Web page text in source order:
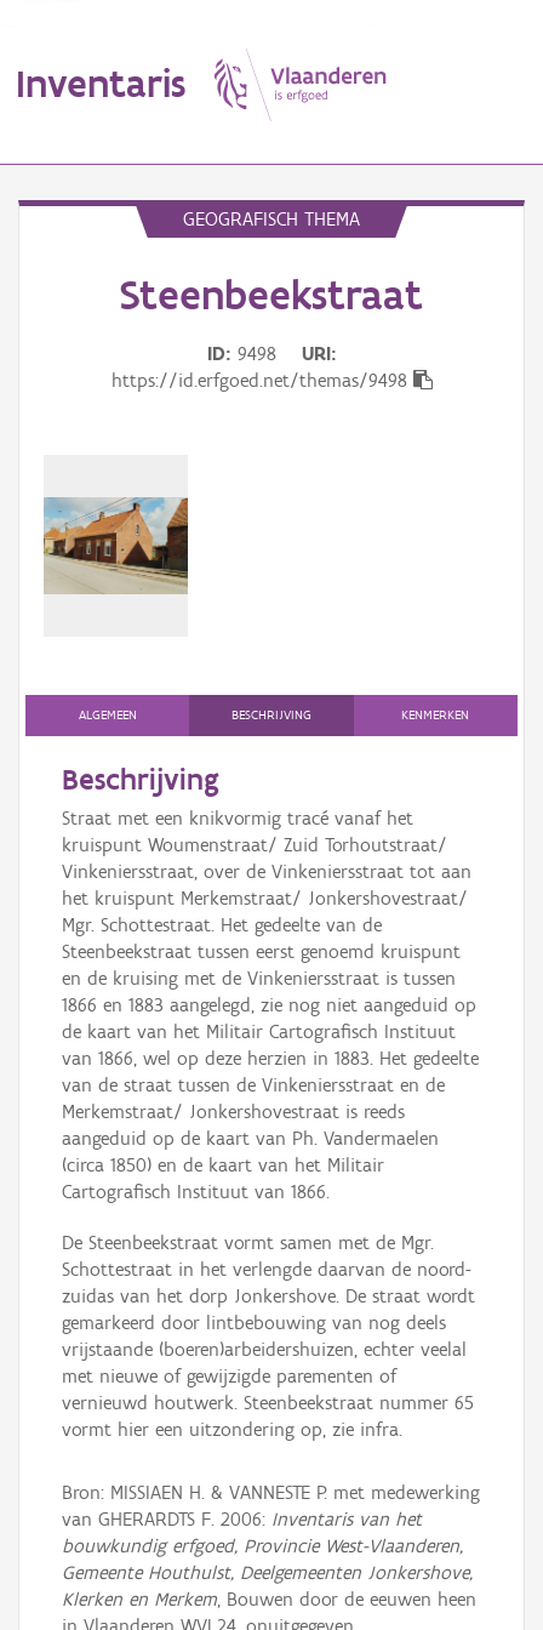
Inventaris
Gebeurtenis
Persoon of collectief
Aanmelden
GEOGRAFISCH THEMA
Steenbeekstraat
ID 9498
URI
https://id.erfgoed.net/themas/9498
ALGEMEEN BESCHRIJVING KENMERKEN
Beschrijving
Straat met een knikvormig tracé vanaf het
kruispunt Woumenstraat/ Zuid Torhoutstraat/
Vinkeniersstraat, over de Vinkeniersstraat tot aan
het kruispunt Merkemstraat/ Jonkershovestraat/
Mgr. Schottestraat. Het gedeelte van de
Steenbeekstraat tussen eerst genoemd kruispunt
en de kruising met de Vinkeniersstraat is tussen
1866 en 1883 aangelegd, zie nog niet aangeduid op
de kaart van het Militair Cartografisch Instituut
van 1866, wel op deze herzien in 1883. Het gedeelte
van de straat tussen de Vinkeniersstraat en de
Merkemstraat/ Jonkershovestraat is reeds
aangeduid op de kaart van Ph. Vandermaelen
(circa 1850) en de kaart van het Militair
Cartografisch Instituut van 1866.
De Steenbeekstraat vormt samen met de Mgr.
Schottestraat in het verlengde daarvan de noord-
zuidas van het dorp Jonkershove. De straat wordt
gemarkeerd door lintbebouwing van nog deels
vrijstaande (boeren)arbeidershuizen, echter veelal
met nieuwe of gewijzigde parementen of
vernieuwd houtwerk. Steenbeekstraat nummer 65
vormt hier een uitzondering op, zie infra.
Bron: MISSIAEN H. & VANNESTE P. met medewerking
van GHERARDTS F. 2006: Inventaris van het
bouwkundig erfgoed, Provincie West-Vlaanderen,
Gemeente Houthulst, Deelgemeenten Jonkershove,
Klerken en Merkem, Bouwen door de eeuwen heen